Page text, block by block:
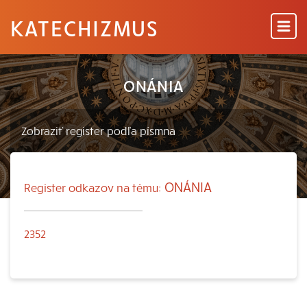
KATECHIZMUS
ONÁNIA
Register odkazov na tému: ONÁNIA
2352